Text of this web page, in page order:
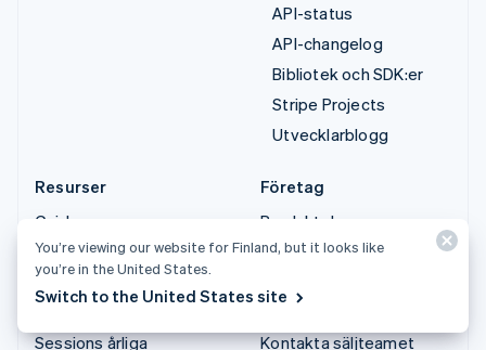
API-status
API-changelog
Bibliotek och SDK:er
Stripe Projects
Utvecklarblogg
Resurser
Guider
Kundberättelser
Blogg
Sessions årliga
Företag
Produktplan
Karriärer
Kontakta säljteamet
You’re viewing our website for Finland, but it looks like
you’re in the United States.
Switch to the United States site